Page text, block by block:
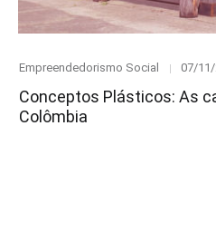
Category
Empreendedorismo Social
Posted
07/
Conceptos Plásticos: As
Colômbia